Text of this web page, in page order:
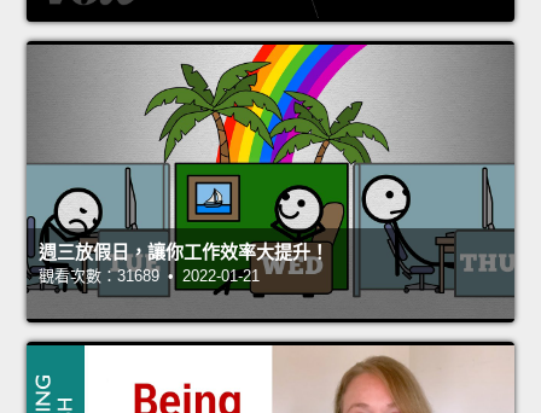
週三放假日，讓你工作效率大提升！
觀看次數：31689 • 2022-01-21